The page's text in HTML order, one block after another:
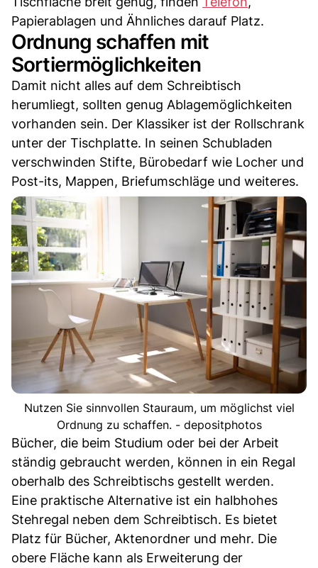
Papierablagen und Ähnliches darauf Platz.
Ordnung schaffen mit
Sortiermöglichkeiten
Damit nicht alles auf dem Schreibtisch
herumliegt, sollten genug Ablagemöglichkeiten
vorhanden sein. Der Klassiker ist der Rollschrank
unter der Tischplatte. In seinen Schubladen
verschwinden Stifte, Bürobedarf wie Locher und
Post-its, Mappen, Briefumschläge und weiteres.
Nutzen Sie sinnvollen Stauraum, um möglichst viel
Ordnung zu schaffen. - depositphotos
Bücher, die beim Studium oder bei der Arbeit
ständig gebraucht werden, können in ein Regal
oberhalb des Schreibtischs gestellt werden.
Eine praktische Alternative ist ein halbhohes
Stehregal neben dem Schreibtisch. Es bietet
Platz für Bücher, Aktenordner und mehr. Die
obere Fläche kann als Erweiterung der